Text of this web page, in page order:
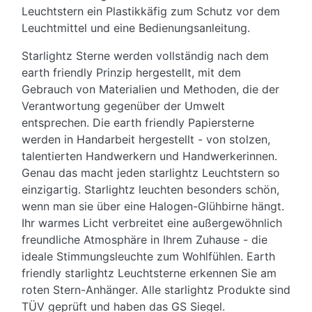
Leuchtstern ein Plastikkäfig zum Schutz vor dem
Leuchtmittel und eine Bedienungsanleitung.
Starlightz Sterne werden vollständig nach dem
earth friendly Prinzip hergestellt, mit dem
Gebrauch von Materialien und Methoden, die der
Verantwortung gegenüber der Umwelt
entsprechen. Die earth friendly Papiersterne
werden in Handarbeit hergestellt - von stolzen,
talentierten Handwerkern und Handwerkerinnen.
Genau das macht jeden starlightz Leuchtstern so
einzigartig. Starlightz leuchten besonders schön,
wenn man sie über eine Halogen-Glühbirne hängt.
Ihr warmes Licht verbreitet eine außergewöhnlich
freundliche Atmosphäre in Ihrem Zuhause - die
ideale Stimmungsleuchte zum Wohlfühlen. Earth
friendly starlightz Leuchtsterne erkennen Sie am
roten Stern-Anhänger. Alle starlightz Produkte sind
TÜV geprüft und haben das GS Siegel.